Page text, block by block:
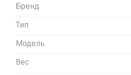
Бренд
Тип
Модель
Вес